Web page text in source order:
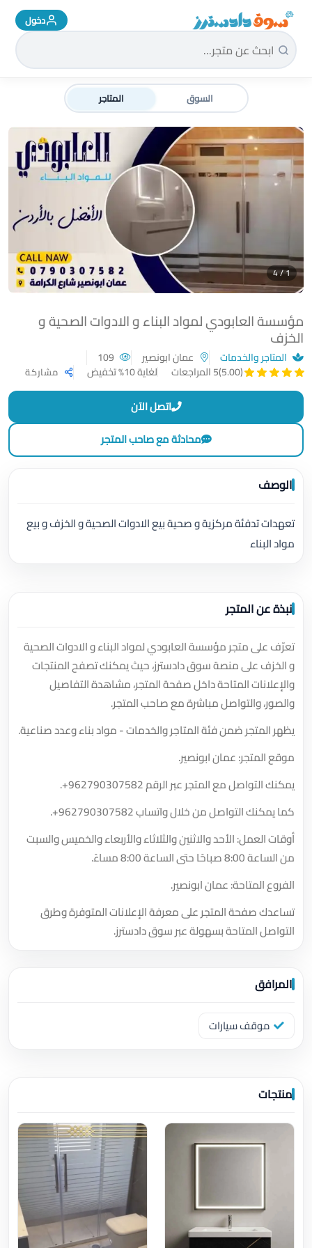
سوق دادسترز الرئيسية دخول
السوق المتاجر
مؤسسة العابودي لمواد البناء و الادوات الصحية و
الخزف
المتاجر والخدمات عمان ابونصير
(5.00)
5 المراجعات لغاية 10% تخفيض مشاركة
1 / 4
اتصل الآن
محادثة مع صاحب المتجر
الوصف
تعهدات تدفئة مركزية و صحية بيع الادوات الصحية و الخزف و بيع
مواد البناء
نبذة عن المتجر
تعرّف على متجر مؤسسة العابودي لمواد البناء و الادوات الصحية
و الخزف على منصة سوق دادسترز، حيث يمكنك تصفح المنتجات
والإعلانات المتاحة داخل صفحة المتجر، مشاهدة التفاصيل
والصور، والتواصل مباشرة مع صاحب المتجر.
يظهر المتجر ضمن فئة المتاجر والخدمات - مواد بناء وعدد صناعية.
موقع المتجر: عمان ابونصير.
يمكنك التواصل مع المتجر عبر الرقم+962790307582
.
كما يمكنك التواصل من خلال واتساب+962790307582
.
أوقات العمل: الأحد والاثنين والثلاثاء والأربعاء والخميس والسبت
من الساعة 8:00 صباحًا حتى الساعة 8:00 مساءً.
الفروع المتاحة: عمان ابونصير.
تساعدك صفحة المتجر على معرفة الإعلانات المتوفرة وطرق
التواصل المتاحة بسهولة عبر سوق دادسترز.
المرافق
موقف سيارات
منتجات